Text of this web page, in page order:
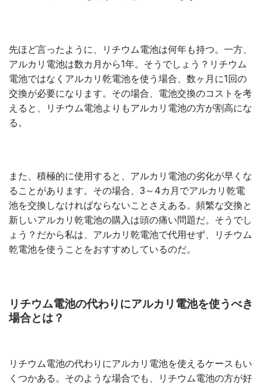
先ほど言ったように、リチウム電池は何年も持つ。一方、
アルカリ電池は数カ月から1年。そうでしょう？リチウム
電池ではなくアルカリ乾電池を使う場合、数ヶ月に1回の
交換が必要になります。その場合、電池交換のコストを考
えると、リチウム電池よりもアルカリ電池の方が割高にな
る。
また、積極的に使用すると、アルカリ電池の劣化が早くな
ることがあります。その場合、3～4カ月でアルカリ乾電
池を交換しなければならないことさえある。頻繁な交換と
新しいアルカリ乾電池の購入は頭の痛い問題だ。そうでし
ょう？だから私は、アルカリ乾電池で代用せず、リチウム
乾電池を使うことをおすすめしているのだ。
リチウム電池の代わりにアルカリ電池を使うべき
場合とは？
リチウム電池の代わりにアルカリ電池を使えるケースもい
くつかある。そのような場合でも、リチウム電池の方が好